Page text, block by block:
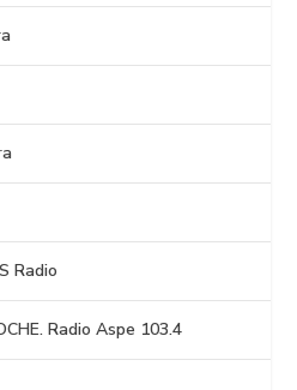
Radio
Radio Aspe 103.4